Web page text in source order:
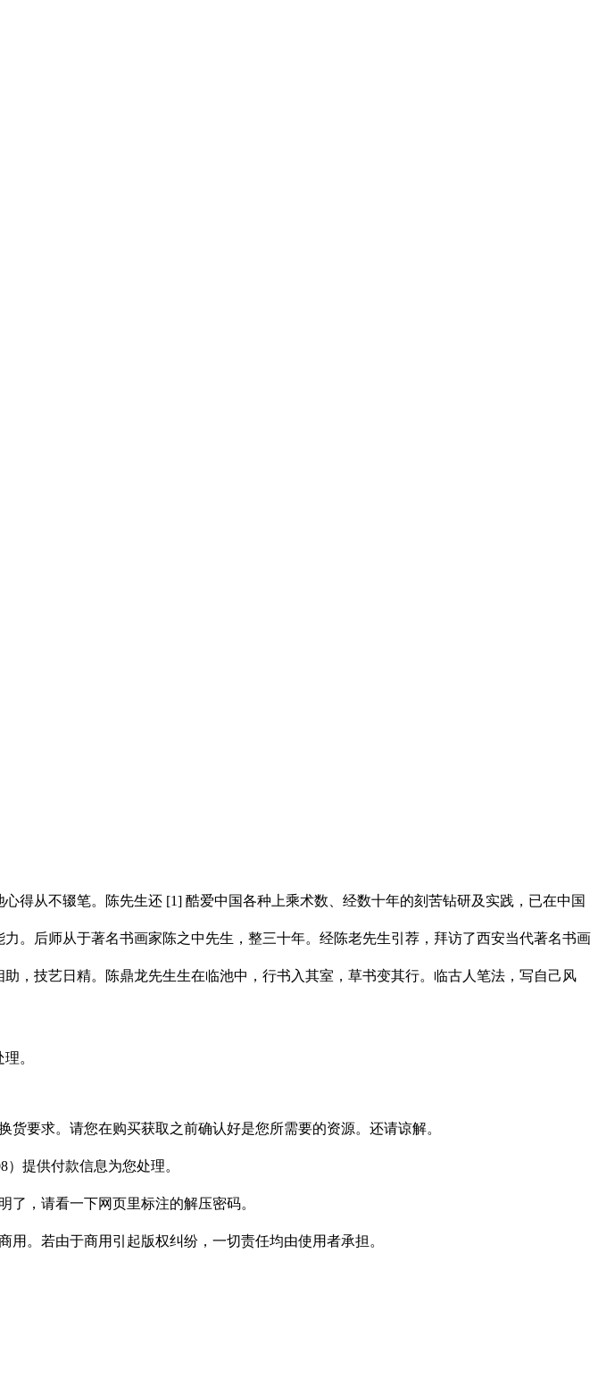
得从不辍笔。陈先生还 [1] 酷爱中国各种上乘术数、经数十年的刻苦钻研及实践，已在中国
。后师从于著名书画家陈之中先生，整三十年。经陈老先生引荐，拜访了西安当代著名书画
，技艺日精。陈鼎龙先生生在临池中，行书入其室，草书变其行。临古人笔法，写自己风
。
要求。请您在购买获取之前确认好是您所需要的资源。还请谅解。
提供付款信息为您处理。
，请看一下网页里标注的解压密码。
。若由于商用引起版权纠纷，一切责任均由使用者承担。